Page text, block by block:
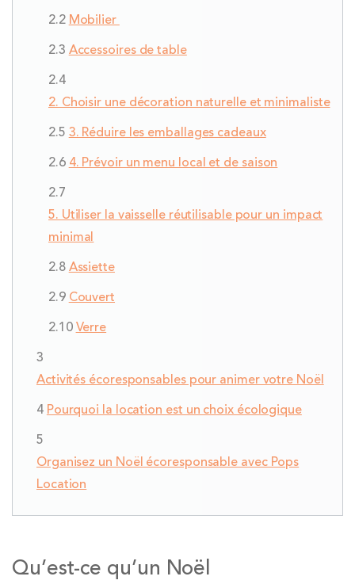
Mobilier
Accessoires de table
2. Choisir une décoration naturelle et minimaliste
3. Réduire les emballages cadeaux
4. Prévoir un menu local et de saison
5. Utiliser la vaisselle réutilisable pour un impact
minimal
Assiette
Couvert
Verre
Activités écoresponsables pour animer votre Noël
Pourquoi la location est un choix écologique
Organisez un Noël écoresponsable avec Pops
Location
Qu’est-ce qu’un Noël